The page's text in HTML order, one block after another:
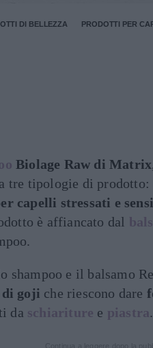
DI BELLEZZA PRODOTTI PER
Biolage Raw di Matrix
tre tipologie di prodotto:
capelli stressati e
è affiancato dal
shampoo e il balsamo
di goji che riescono dare
da schiariture e piastra.